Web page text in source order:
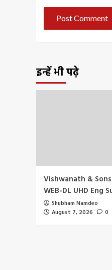
इन्हें भी पढ़े
Vishwanath &
WEB-DL UHD Eng
Shubham Namdeo
August 7, 2026
0